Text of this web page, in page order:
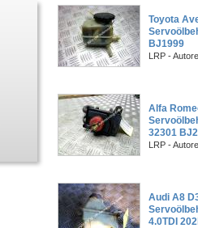
Toyota
BJ1999
LRP -
Alfa
32301
LRP -
Audi A8
4.0TDI